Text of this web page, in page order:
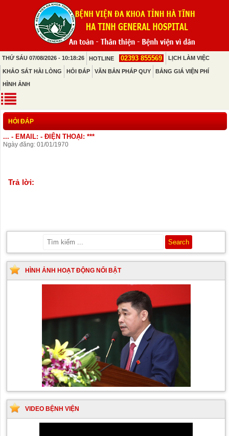
THỨ SÁU 07/08/2026 - 10:18:26 HOTLINE 02393 855569 LỊCH LÀM VIỆC
KHẢO SÁT HÀI LÒNG HỎI ĐÁP VĂN BẢN PHÁP QUY BẢNG GIÁ VIỆN PHÍ
HÌNH ẢNH
HỎI ĐÁP
... - EMAIL: - ĐIỆN THOẠI: ***
Ngày đăng: 01/01/1970
Trả lời:
HÌNH ẢNH HOẠT ĐỘNG NỔI BẬT
VIDEO BỆNH VIỆN